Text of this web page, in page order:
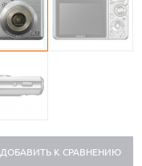
ДОБАВИТЬ К СРАВНЕНИЮ